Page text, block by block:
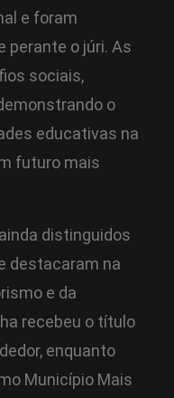
e foram
perante o júri. As
sociais,
o
educativas na
futuro mais
distinguidos
destacaram na
e da
recebeu o título
enquanto
Município Mais